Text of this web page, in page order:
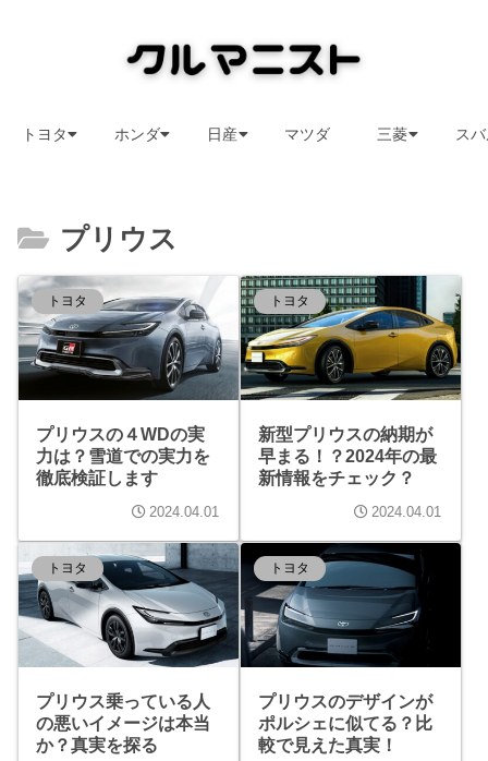
トヨタ ホンダ 日産 マツダ 三菱 ス
プリウス
トヨタ
プリウスの４WDの実
力は？雪道での実力を
徹底検証します
2024.04.01
トヨタ
新型プリウスの納期が
早まる！？2024年の最
新情報をチェック？
2024.04.01
トヨタ
プリウス乗っている人
の悪いイメージは本当
か？真実を探る
トヨタ
プリウスのデザインが
ポルシェに似てる？比
較で見えた真実！